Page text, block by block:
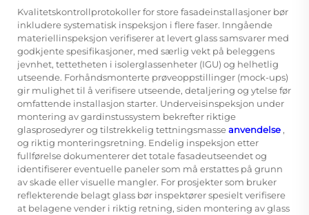
Kvalitetskontrollprotokoller for store fasadeinstallasjoner bør
inkludere systematisk inspeksjon i flere faser. Inngående
materiellinspeksjon verifiserer at levert glass samsvarer med
godkjente spesifikasjoner, med særlig vekt på beleggens
jevnhet, tettetheten i isolerglassenheter (IGU) og helhetlig
utseende. Forhåndsmonterte prøveoppstillinger (mock-ups)
gir mulighet til å verifisere utseende, detaljering og ytelse før
omfattende installasjon starter. Underveisinspeksjon under
montering av gardinstussystem bekrefter riktige
glasprosedyrer og tilstrekkelig tettningsmasseanvendelse,
og riktig monteringsretning. Endelig inspeksjon etter
fullførelse dokumenterer det totale fasadeutseendet og
identifiserer eventuelle paneler som må erstattes på grunn
av skade eller visuelle mangler. For prosjekter som bruker
reflekterende belagt glass bør inspektører spesielt verifisere
at belagene vender i riktig retning, siden montering av glass